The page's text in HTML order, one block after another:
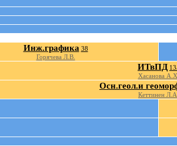
Инж.графика 38
Горячева Л.В.
ИТвПД
Хасанова
Осн.геол.и
Кеттинен